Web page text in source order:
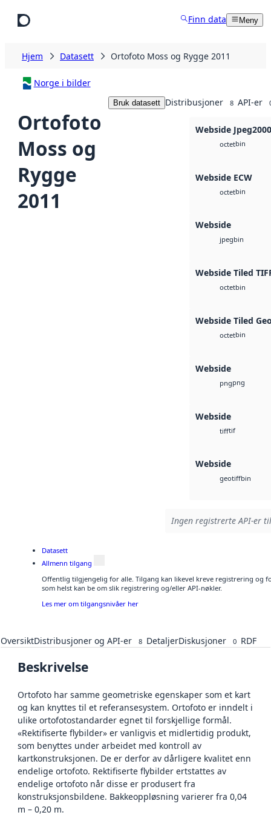
Finn data Meny
Hjem Datasett Ortofoto Moss og Rygge 2011
Norge i bilder
Ortofoto
Moss og
Rygge
2011
Bruk datasett Distribusjoner 8 API-er
Webside Jpeg2000
octetbin
Webside ECW
octetbin
Webside
jpegbin
Webside Tiled
octetbin
Webside Tiled
octetbin
Webside
pngpng
Webside
tifftif
Webside
geotiffbin
Ingen registrerte API-er
Datasett
Allmenn tilgang
Offentlig tilgjengelig for alle. Tilgang kan likevel kreve registrering og
som helst kan be om slik registrering og/eller API-nøkler.
Les mer om tilgangsnivåer her
OversiktDistribusjoner og API-er 8 DetaljerDiskusjoner 0 RDF
Beskrivelse
Ortofoto har samme geometriske egenskaper som et kart
og kan knyttes til et referansesystem. Ortofoto er inndelt i
ulike ortofotostandarder egnet til forskjellige formål.
«Rektifiserte flybilder» er vanligvis et midlertidig produkt,
som benyttes under arbeidet med kontroll av
kartkonstruksjonen. De er derfor av dårligere kvalitet enn
endelige ortofoto. Rektifiserte flybilder ertstattes av
endelige ortofoto når disse er produsert fra
konstruksjonsbildene. Bakkeoppløsning varierer fra 0,04
m – 0,20 m.